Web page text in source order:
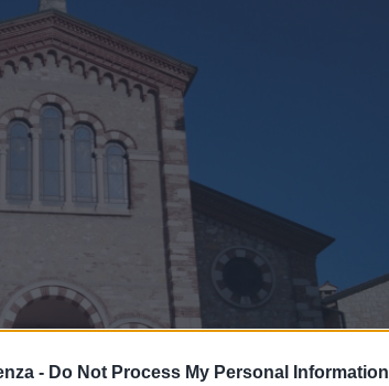
- Do Not Process My Personal Information